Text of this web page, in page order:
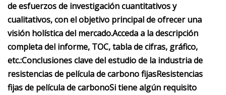
de esfuerzos de investigación cuantitativos y
cualitativos, con el objetivo principal de ofrecer una
visión holística del mercado.Acceda a la descripción
completa del informe, TOC, tabla de cifras, gráfico,
etc.:Conclusiones clave del estudio de la industria de
resistencias de película de carbono fijasResistencias
fijas de película de carbonoSi tiene algún requisito